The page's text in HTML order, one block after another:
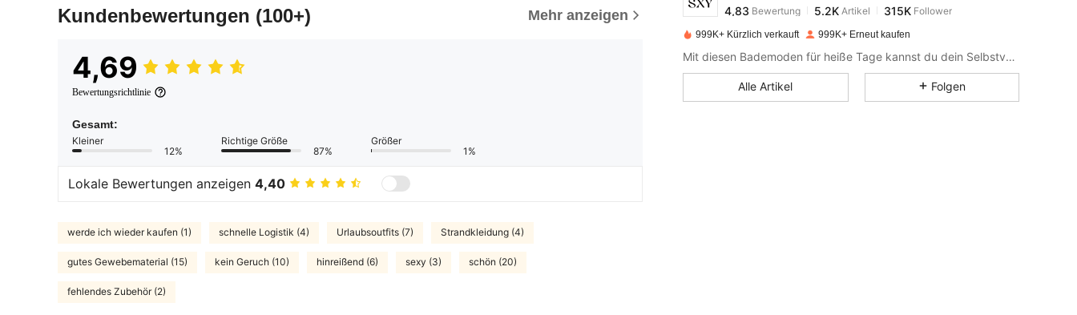
Kundenbewertungen (100+) Mehr anzeigen
4,69
Bewertungsrichtlinie
Gesamt:
Kleiner
12%
Richtige Größe
87%
Größer
1%
Lokale Bewertungen anzeigen 4,40
werde ich wieder kaufen (1) schnelle Logistik (4) Urlaubsoutfits (7) Strandkleidung (4)
gutes Gewebematerial (15) kein Geruch (10) hinreißend (6) sexy (3) schön (20)
fehlendes Zubehör (2)
m***ibezahltVor 1 Tag
4,83
999K+ Kürzlich verkauft 999K+ Erneut kaufen
Mit diesen Bademoden für heiße Tage kannst du dein Selbstvertrauen genießen.
Alle Artikel Folgen